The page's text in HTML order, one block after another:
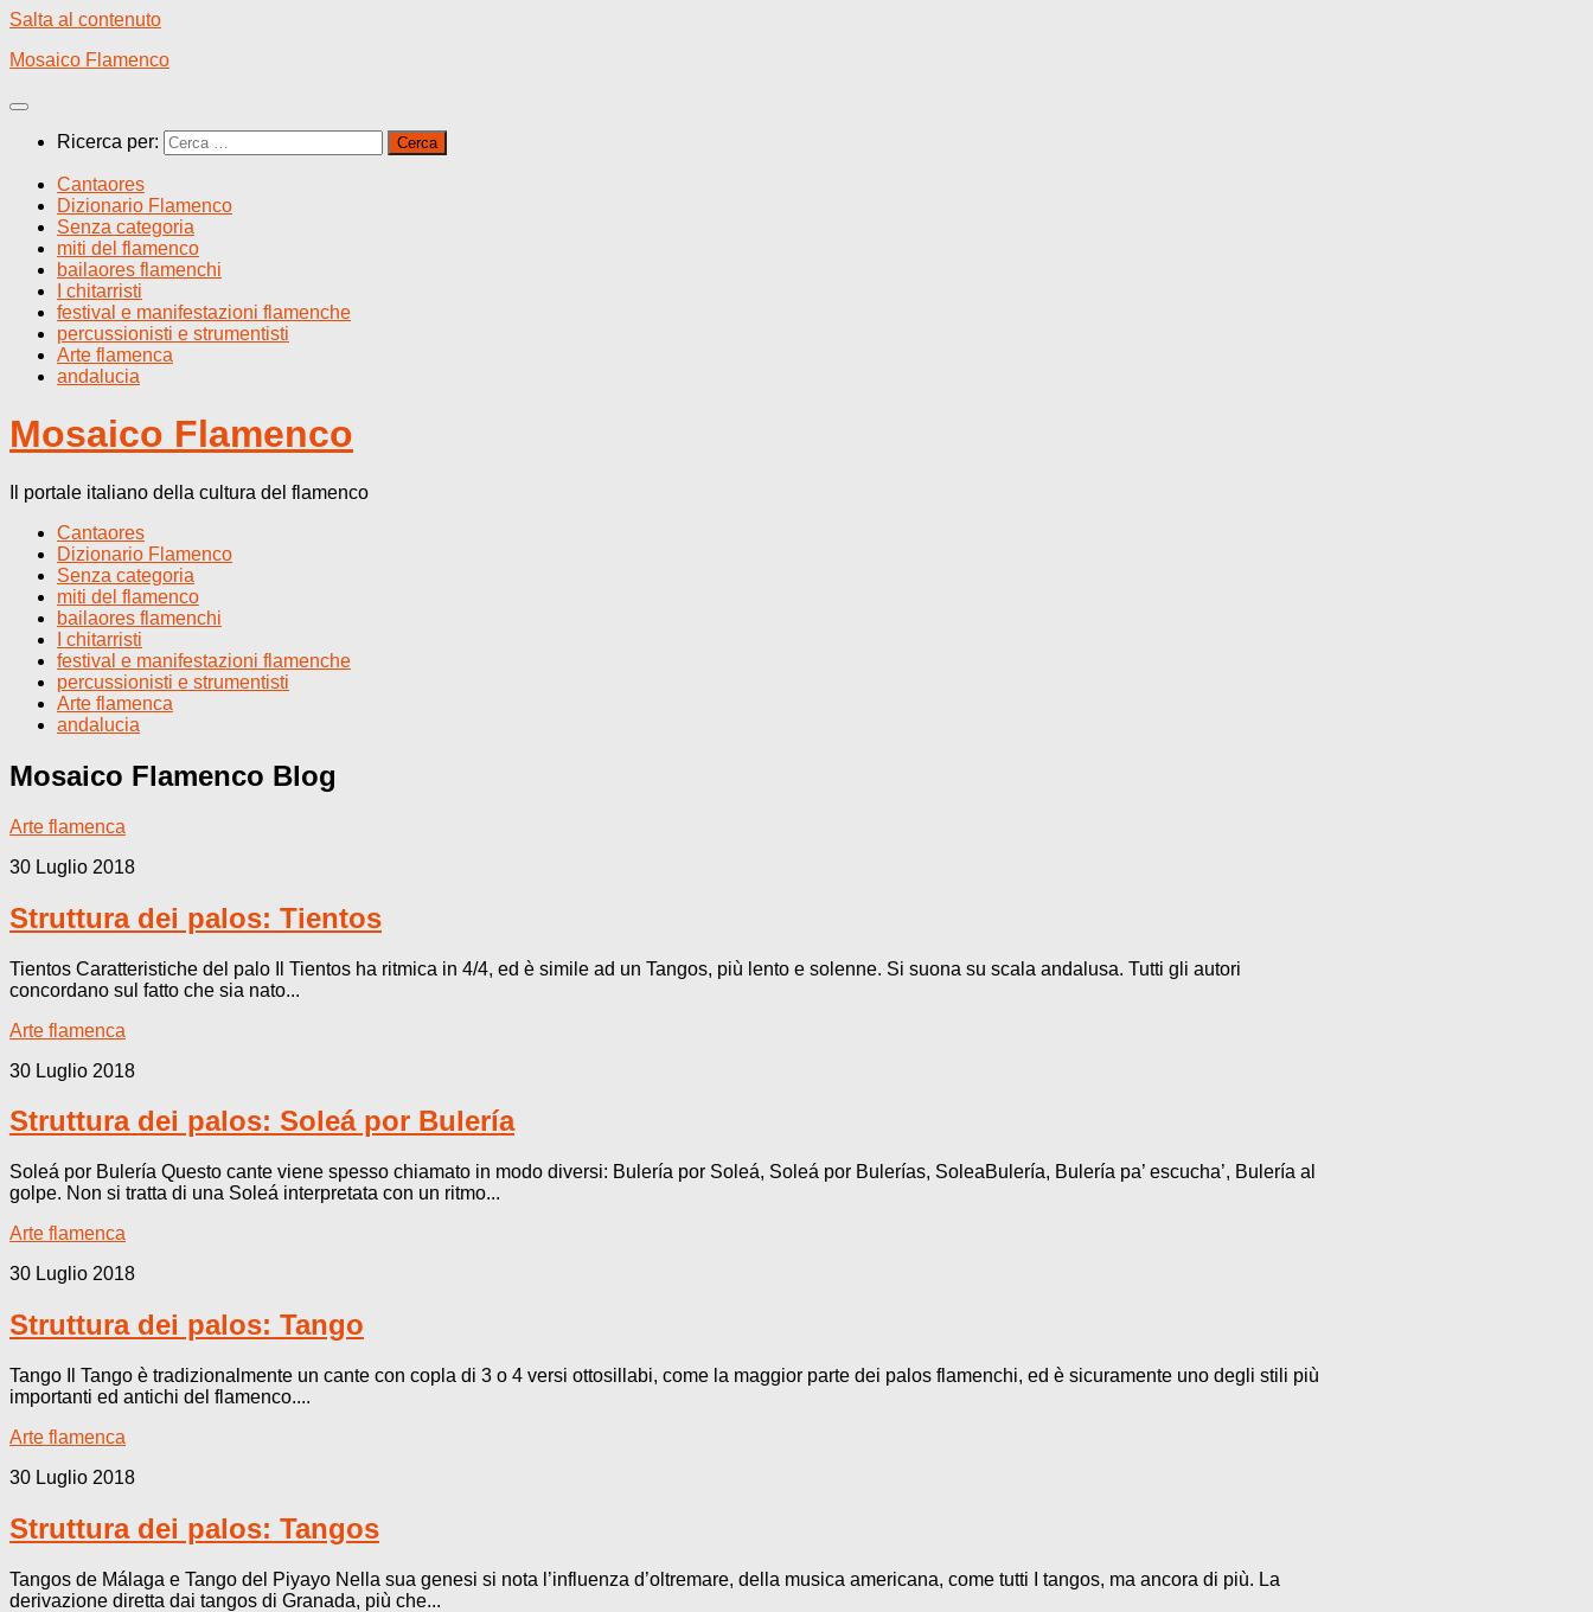
Salta al contenuto
Mosaico Flamenco
Ricerca per:
Cantaores
Dizionario Flamenco
Senza categoria
miti del flamenco
bailaores flamenchi
I chitarristi
festival e manifestazioni flamenche
percussionisti e strumentisti
Arte flamenca
andalucia
Mosaico Flamenco
Il portale italiano della cultura del flamenco
Cantaores
Dizionario Flamenco
Senza categoria
miti del flamenco
bailaores flamenchi
I chitarristi
festival e manifestazioni flamenche
percussionisti e strumentisti
Arte flamenca
andalucia
Mosaico Flamenco Blog
Arte flamenca
30 Luglio 2018
Struttura dei palos: Tientos
Tientos Caratteristiche del palo Il Tientos ha ritmica in 4/4, ed è simile ad un Tangos, più lento e solenne. Si suona su scala andalusa. Tutti gli autori
concordano sul fatto che sia nato...
Arte flamenca
30 Luglio 2018
Struttura dei palos: Soleá por Bulería
Soleá por Bulería Questo cante viene spesso chiamato in modo diversi: Bulería por Soleá, Soleá por Bulerías, SoleaBulería, Bulería pa’ escucha’, Bulería al
golpe. Non si tratta di una Soleá interpretata con un ritmo...
Arte flamenca
30 Luglio 2018
Struttura dei palos: Tango
Tango Il Tango è tradizionalmente un cante con copla di 3 o 4 versi ottosillabi, come la maggior parte dei palos flamenchi, ed è sicuramente uno degli stili più
importanti ed antichi del flamenco....
Arte flamenca
30 Luglio 2018
Struttura dei palos: Tangos
Tangos de Málaga e Tango del Piyayo Nella sua genesi si nota l’influenza d’oltremare, della musica americana, come tutti I tangos, ma ancora di più. La
derivazione diretta dai tangos di Granada, più che...